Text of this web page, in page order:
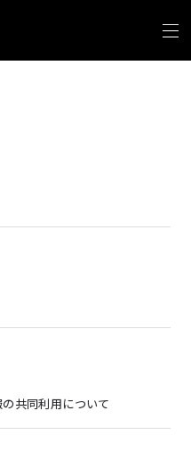
共同利用について